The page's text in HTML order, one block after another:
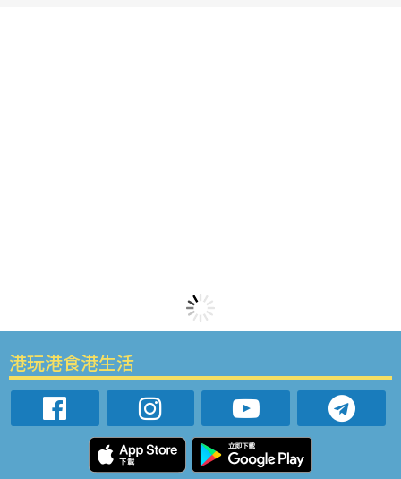
港玩港食港生活